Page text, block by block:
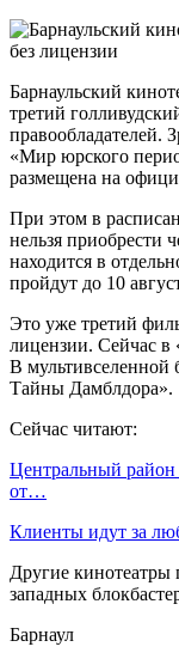
Барнаульский
третий
правообладателей.
«Мир юрского
размещена на
При этом в
нельзя приобрести
находится в
пройдут до 10
Это уже третий
лицензии. Сейчас в
В мультивселенной
Тайны Дамблдора».
Сейчас читают:
Центральный район
от…
Клиенты идут за
Другие кинотеатры
западных
Барнаул